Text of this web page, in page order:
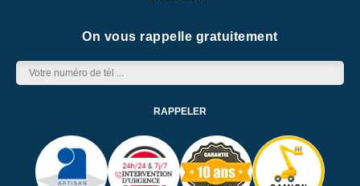
On vous rappelle gratuitement